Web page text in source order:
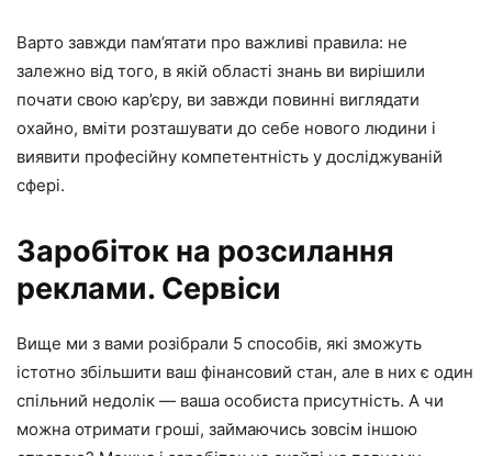
Варто завжди пам’ятати про важливі правила: не
залежно від того, в якій області знань ви вирішили
почати свою кар’єру, ви завжди повинні виглядати
охайно, вміти розташувати до себе нового людини і
виявити професійну компетентність у досліджуваній
сфері.
Заробіток на розсилання
реклами. Сервіси
Вище ми з вами розібрали 5 способів, які зможуть
істотно збільшити ваш фінансовий стан, але в них є один
спільний недолік — ваша особиста присутність. А чи
можна отримати гроші, займаючись зовсім іншою